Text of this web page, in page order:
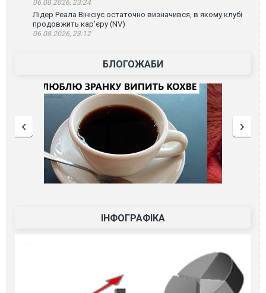
06.08.2026, 23:24
Лідер Реала Вінісіус остаточно визначився, в якому клубі
продовжить кар'єру (NV)
06.08.2026, 23:12
БЛОГОЖАБИ
ІНФОГРАФІКА